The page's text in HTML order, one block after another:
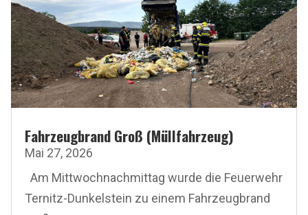
Fahrzeugbrand Groß (Müllfahrzeug)
Mai 27, 2026
Am Mittwoch­nachmittag wurde die Feuerwehr
Ternitz-Dunkelstein zu einem Fahrzeugbrand